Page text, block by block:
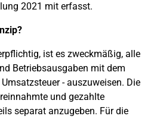
2021 mit erfasst.
ist es zweckmäßig, alle
Betriebsausgaben mit dem
- auszuweisen. Die
und gezahlte
separat anzugeben. Für die